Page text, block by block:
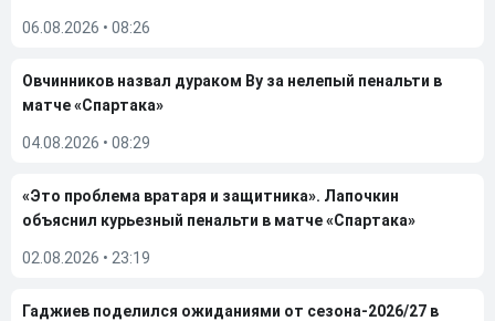
06.08.2026 • 08:26
Овчинников назвал дураком Ву за нелепый пенальти в
матче «Спартака»
04.08.2026 • 08:29
«Это проблема вратаря и защитника». Лапочкин
объяснил курьезный пенальти в матче «Спартака»
02.08.2026 • 23:19
Гаджиев поделился ожиданиями от сезона-2026/27 в